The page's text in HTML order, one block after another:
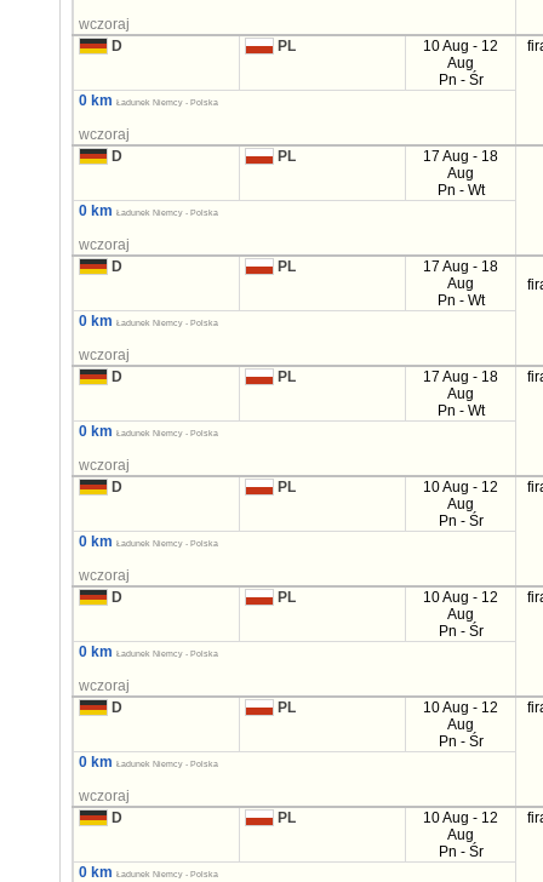
wczoraj
D
PL
10 Aug - 12
Aug
Pn - Śr
0 km Ładunek Niemcy - Polska
wczoraj
D
PL
17 Aug - 18
Aug
Pn - Wt
0 km
Ładunek Niemcy - Polska
wczoraj
D
PL
17 Aug - 18
Aug
Pn - Wt
0 km Ładunek Niemcy - Polska
wczoraj
D
PL
17 Aug - 18
Aug
Pn - Wt
0 km Ładunek Niemcy - Polska
wczoraj
D
PL
10 Aug - 12
Aug
Pn - Śr
0 km Ładunek Niemcy - Polska
wczoraj
D
PL
10 Aug - 12
Aug
Pn - Śr
0 km Ładunek Niemcy - Polska
wczoraj
D
PL
10 Aug - 12
Aug
Pn - Śr
0 km Ładunek Niemcy - Polska
wczoraj
D
PL
10 Aug - 12
Aug
Pn - Śr
0 km Ładunek Niemcy - Polska